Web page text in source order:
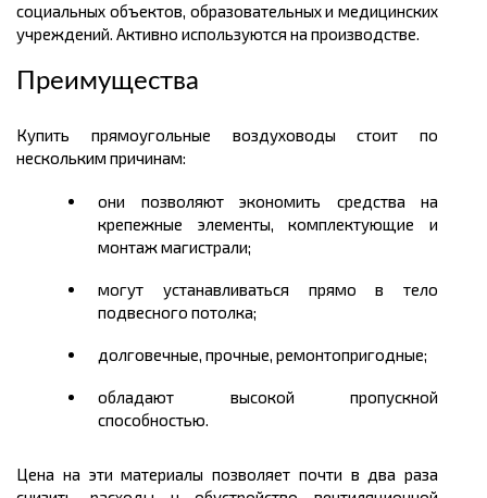
социальных объектов, образовательных и медицинских
учреждений. Активно используются на производстве.
Преимущества
Купить прямоугольные воздуховоды стоит по
нескольким причинам:
они позволяют экономить средства на
крепежные элементы, комплектующие и
монтаж магистрали;
могут устанавливаться прямо в тело
подвесного потолка;
долговечные, прочные, ремонтопригодные;
обладают высокой пропускной
способностью.
Цена на эти материалы позволяет почти в два раза